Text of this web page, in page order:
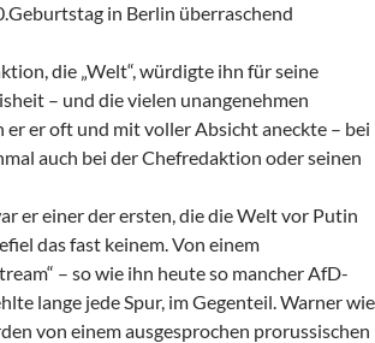
in Berlin überraschend
die „Welt“, würdigte ihn für seine
– und die vielen unangenehmen
er oft und mit voller Absicht aneckte – bei
auch bei der Chefredaktion oder seinen
er einer der ersten, die die Welt vor Putin
das fast keinem. Von einem
– so wie ihn heute so mancher AfD-
lange jede Spur, im Gegenteil. Warner wie
von einem ausgesprochen prorussischen